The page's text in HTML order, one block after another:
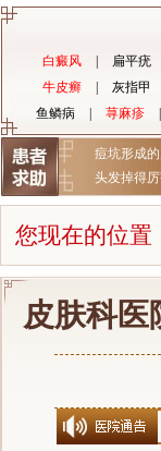
白癜风 扁平疣
牛皮癣
灰指甲
鱼鳞病
荨麻疹
痘坑形成的
头发掉得
您现在的位置
皮肤科医